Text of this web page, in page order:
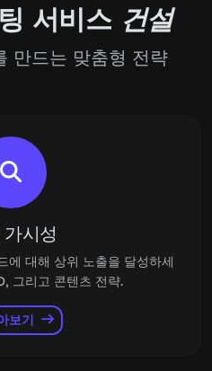
서비스 건설
만드는 맞춤형 전략
시성
에 대해 상위 노출을 달성하세
그리고 콘텐츠 전략.
보기